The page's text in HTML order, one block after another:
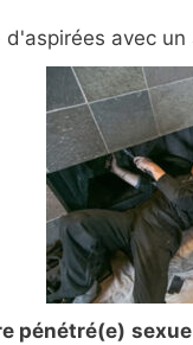
avec
pénétré(e)